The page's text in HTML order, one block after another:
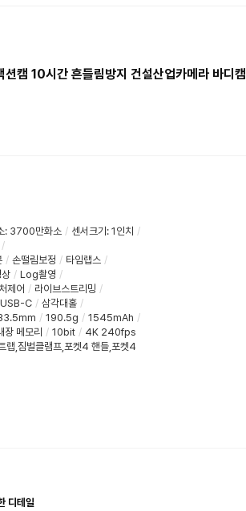
캠 10시간 흔들림방지 건설산업카메라 바디캠
: 3700만화소 / 센서크기 : 1인치 /
/
/ 손떨림보정 / 타임랩스 /
/ Log촬영 /
제어 / 라이브스트리밍 /
USB-C / 삼각대홀 /
/ 190.5g / 1545mAh /
메모리 / 10bit / 4K 240fps
랩,짐벌클램프,포켓4 핸들,포켓4
디테일